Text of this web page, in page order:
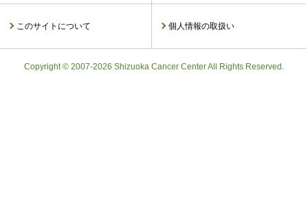
このサイトについて 個人情報の取扱い
Copyright © 2007-2026 Shizuoka Cancer Center All Rights Reserved.